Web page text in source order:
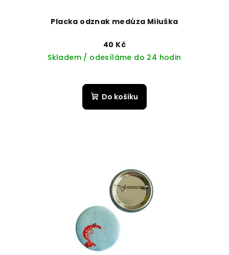
Placka odznak medúza Miluška
40 Kč
Skladem / odesíláme do 24 hodin
Do košíku